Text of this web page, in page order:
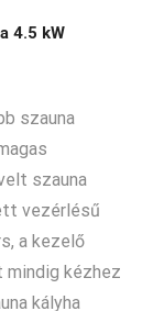
4.5 kW
szauna
szauna
vezérlésű
a kezelő
kézhez
kályha